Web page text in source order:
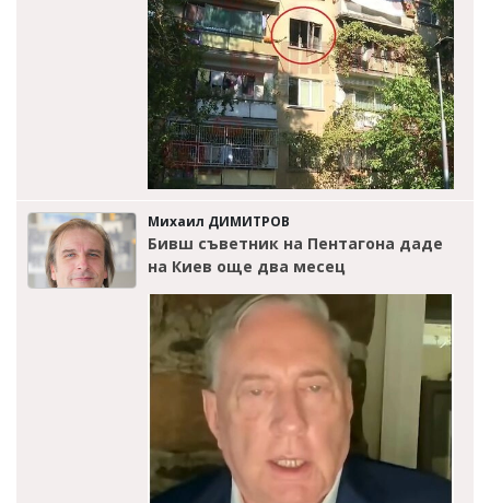
Михаил ДИМИТРОВ
Бивш съветник на Пентагона даде
на Киев още два месец